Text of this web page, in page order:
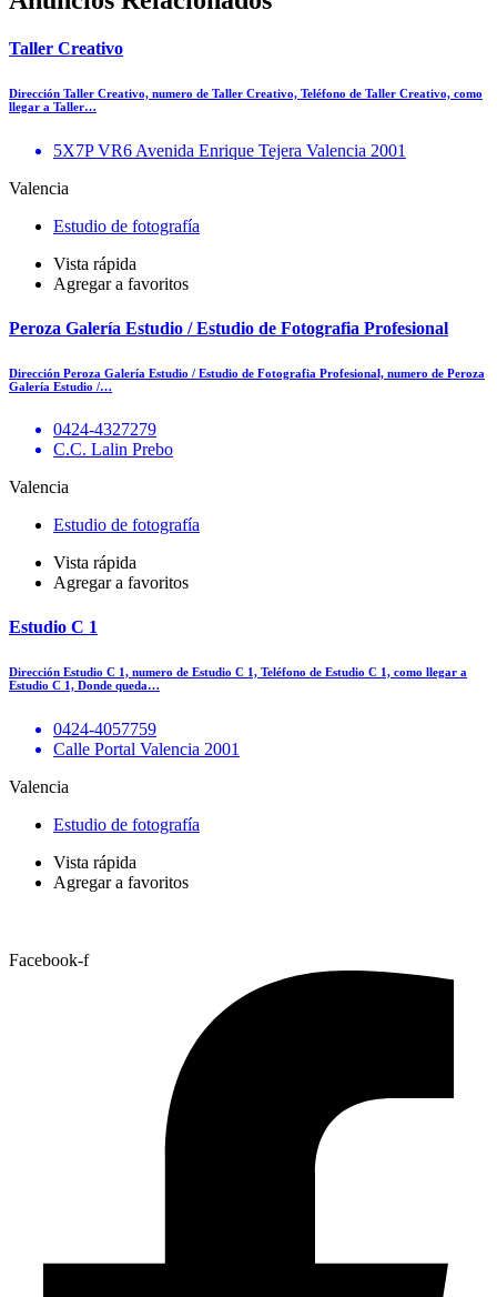
Taller Creativo
Dirección Taller Creativo, numero de Taller Creativo, Teléfono de Taller Creativo, como
llegar a Taller…
5X7P VR6 Avenida Enrique Tejera Valencia 2001
Valencia
Estudio de fotografía
Vista rápida
Agregar a favoritos
Peroza Galería Estudio / Estudio de Fotografia Profesional
Dirección Peroza Galería Estudio / Estudio de Fotografia Profesional, numero de Peroza
Galería Estudio /…
0424-4327279
C.C. Lalin Prebo
Valencia
Estudio de fotografía
Vista rápida
Agregar a favoritos
Estudio C 1
Dirección Estudio C 1, numero de Estudio C 1, Teléfono de Estudio C 1, como llegar a
Estudio C 1, Donde queda…
0424-4057759
Calle Portal Valencia 2001
Valencia
Estudio de fotografía
Vista rápida
Agregar a favoritos
Facebook-f